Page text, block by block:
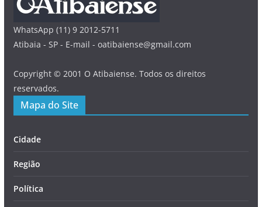
WhatsApp (11) 9 2012-5711
Atibaia - SP - E-mail - oatibaiense@gmail.com
Copyright © 2001 O Atibaiense. Todos os direitos
reservados.
Mapa do Site
Cidade
Região
Política